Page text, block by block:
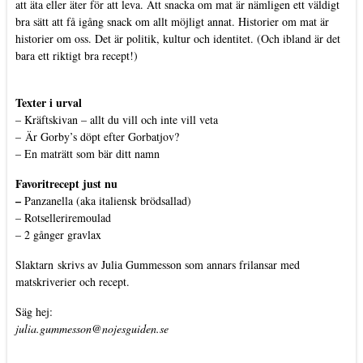
att äta eller äter för att leva. Att snacka om mat är nämligen ett väldigt
bra sätt att få igång snack om allt möjligt annat. Historier om mat är
historier om oss. Det är politik, kultur och identitet. (Och ibland är det
bara ett riktigt bra recept!)
Texter i urval
– Kräftskivan – allt du vill och inte vill veta
– Är Gorby’s döpt efter Gorbatjov?
– En maträtt som bär ditt namn
Favoritrecept just nu
– Panzanella (aka italiensk brödsallad)
– Rotselleriremoulad
– 2 gånger gravlax
Slaktarn skrivs av Julia Gummesson som annars frilansar med
matskriverier och recept.
Säg hej:
julia.gummesson@nojesguiden.se